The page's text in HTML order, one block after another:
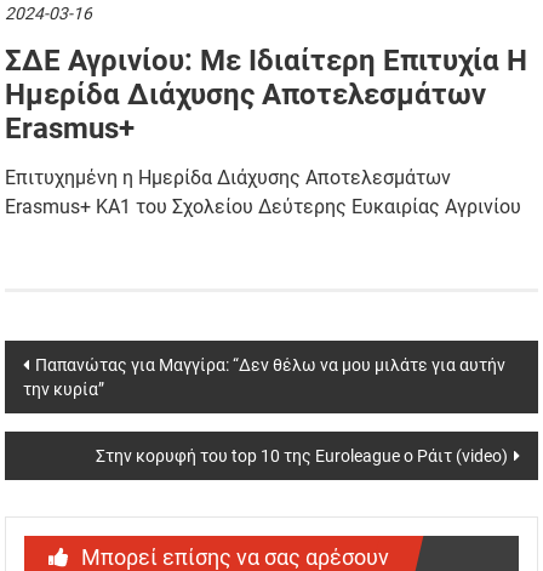
2024-03-16
ΣΔΕ Αγρινίου: Με Ιδιαίτερη Επιτυχία Η
Ημερίδα Διάχυσης Αποτελεσμάτων
Erasmus+
Επιτυχημένη η Ημερίδα Διάχυσης Αποτελεσμάτων
Erasmus+ ΚΑ1 του Σχολείου Δεύτερης Ευκαιρίας Αγρινίου
Post
navigation
Παπανώτας για Μαγγίρα: “Δεν θέλω να μου μιλάτε για αυτήν
την κυρία”
Στην κορυφή του top 10 της Euroleague o Ράιτ (video)
Μπορεί επίσης να σας αρέσουν